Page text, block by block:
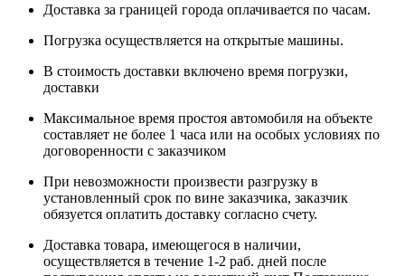
Доставка за границей города оплачивается по часам.
Погрузка осуществляется на открытые машины.
В стоимость доставки включено время погрузки,
доставки
Максимальное время простоя автомобиля на объекте
составляет не более 1 часа или на особых условиях по
договоренности с заказчиком
При невозможности произвести разгрузку в
установленный срок по вине заказчика, заказчик
обязуется оплатить доставку согласно счету.
Доставка товара, имеющегося в наличии,
осуществляется в течение 1-2 раб. дней после